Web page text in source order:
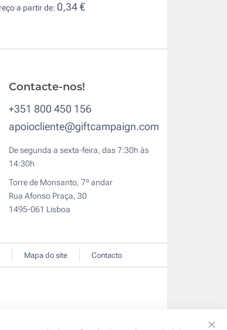
a partir de: 0,34 €
Contacte-nos!
+351 800 450 156
apoiocliente@giftcampaign.com
De segunda a sexta-feira, das 7:30h às
14:30h
Torre de Monsanto, 7º andar
Rua Afonso Praça, 30
1495-061 Lisboa
Mapa do site Contacto